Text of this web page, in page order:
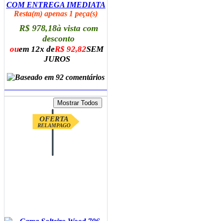
COM ENTREGA IMEDIATA
Resta(m) apenas 1 peça(s)
R$ 978,18à vista com
desconto
ouem 12x deR$ 92,82SEM
JUROS
OFERTA
RELAMPAGO